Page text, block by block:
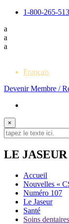
1-800-265-
a
a
a
Français
Devenir Membre /
×
LE JASEUR
Accueil
Nouvelles «
Numéro 107
Le Jaseur
Santé
Soins dentaires